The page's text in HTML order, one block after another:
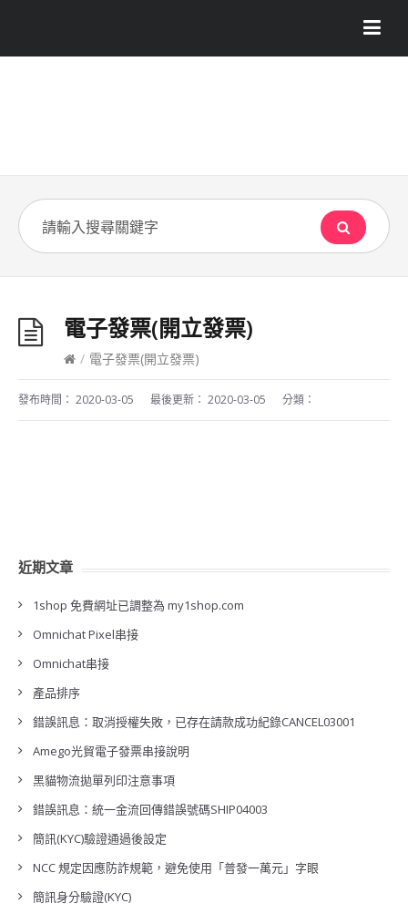
電子發票(開立發票)
/ 電子發票(開立發票)
發布時間： 2020-03-05 最後更新： 2020-03-05 分類：
近期文章
1shop 免費網址已調整為 my1shop.com
Omnichat Pixel串接
Omnichat串接
產品排序
錯誤訊息：取消授權失敗，已存在請款成功紀錄CANCEL03001
Amego光貿電子發票串接說明
黑貓物流拋單列印注意事項
錯誤訊息：統一金流回傳錯誤號碼SHIP04003
簡訊(KYC)驗證通過後設定
NCC 規定因應防詐規範，避免使用「普發一萬元」字眼
簡訊身分驗證(KYC)